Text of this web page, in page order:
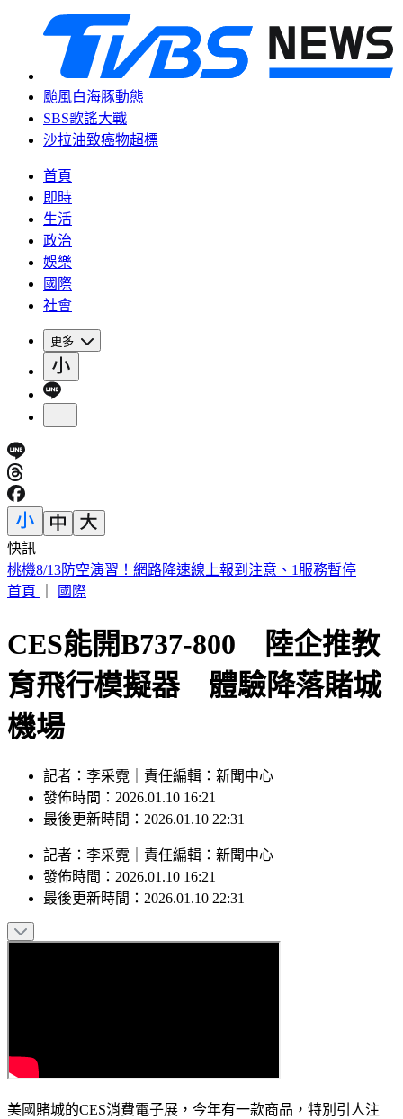
颱風白海豚動態
SBS歌謠大戰
沙拉油致癌物超標
首頁
即時
生活
政治
娛樂
國際
社會
更多
快訊
下週一颱風假？白海豚路徑更偏南了 1縣市恐陸警
首頁
國際
CES能開B737-800 陸企推教
育飛行模擬器 體驗降落賭城
機場
記者：李采霓｜責任編輯：新聞中心
發佈時間：2026.01.10 16:21
最後更新時間：2026.01.10 22:31
記者 ： 李采霓 責任編輯 ： 新聞中心
發佈時間： 2026.01.10 16:21
最後更新時間： 2026.01.10 22:31
美國賭城的CES消費電子展，今年有一款商品，特別引人注